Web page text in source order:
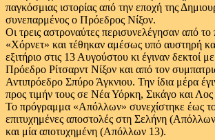
παγκόσμιας ιστορίας από την εποχή της
συνεπαρμένος ο Πρόεδρος Νίξον.
Οι τρεις αστροναύτες περισυνελέγησαν από το
«Χόρνετ» και τέθηκαν αμέσως υπό αυστηρή
εξιτήριο στις 13 Αυγούστου κι έγιναν δεκτοί
Πρόεδρο Ρίτσαρντ Νίξον και από τον
Αντιπρόεδρο Σπύρο Άγκνιου. Την ίδια μέρα
προς τιμήν τους σε Νέα Υόρκη, Σικάγο και Λος
Το πρόγραμμα «Απόλλων» συνεχίστηκε έως
επιτυχημένες αποστολές στη Σελήνη
και μία αποτυχημένη (Απόλλων 13).